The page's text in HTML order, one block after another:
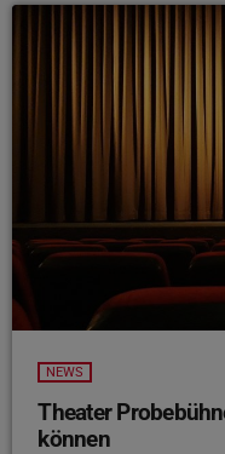
NEWS
Theater
können